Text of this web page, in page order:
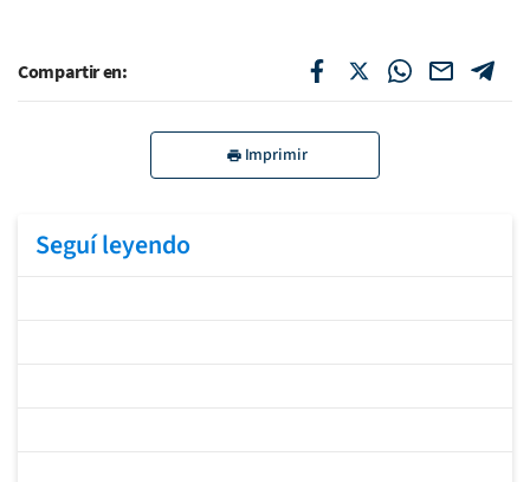
Compartir en:
Imprimir
Seguí leyendo